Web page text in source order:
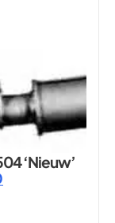
‘Nieuw’